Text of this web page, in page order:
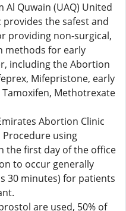
Al Quwain (UAQ) United
the safest and
providing non-surgical,
methods for early
including the Abortion
Mifepristone, early
Methotrexate
Abortion Clinic
using
the first day of the office
to occur generally
30 minutes) for patients
are used, 50% of